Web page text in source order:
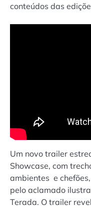
conteúdos das
Um novo trailer
Showcase, com
ambientes e
pelo aclamado
Terada. O trailer